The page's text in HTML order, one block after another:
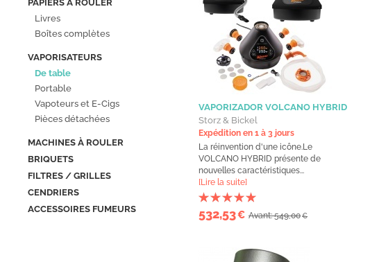
PAPIERS À ROULER
Livres
Boîtes complètes
VAPORISATEURS
De table
Portable
Vapoteurs et E-Cigs
Pièces détachées
MACHINES À ROULER
BRIQUETS
FILTRES / GRILLES
CENDRIERS
ACCESSOIRES FUMEURS
VAPORIZADOR VOLCANO HYBRID
Storz & Bickel
Expédition en 1 à 3 jours
La réinvention d'une icône.Le
VOLCANO HYBRID présente de
nouvelles caractéristiques...
[Lire la suite]
532,53€ Avant: 549,00€